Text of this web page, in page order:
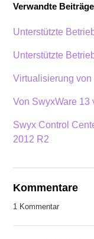
Verwandte Beiträge
Unterstützte
Unterstützte
Virtualisierung von
Von SwyxWare 13
Swyx Control
2012 R2
Kommentare
1 Kommentar